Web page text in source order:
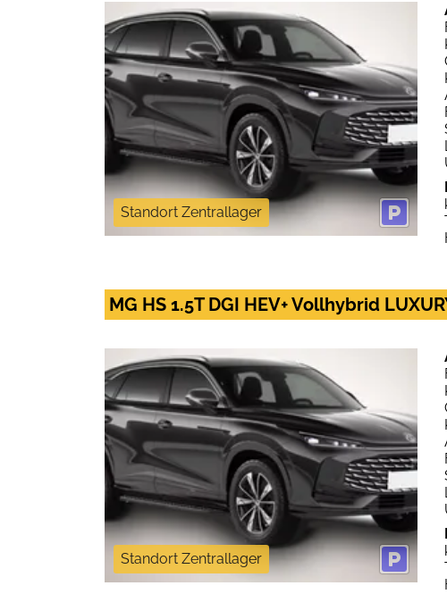
Standort Zentrallager
MG HS 1.5T DGI HEV+ Vollhybrid
Standort Zentrallager